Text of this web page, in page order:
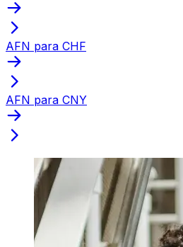
AFN para CHF
AFN para CNY